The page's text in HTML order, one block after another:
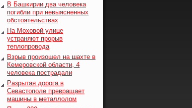
В Башкирии два человека
погибли при невыясненных
обстоятельствах
На Моховой улице
устраняют прорыв
теплопровода
Взрыв произошел на шахте в
Кемеровской области, 4
человека пострадали
Разрытая дорога в
Севастополе превращает
машины в металлолом